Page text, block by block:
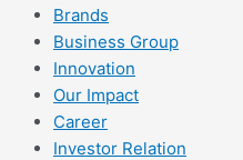
Brands
Business Group
Innovation
Our Impact
Career
Investor Relation